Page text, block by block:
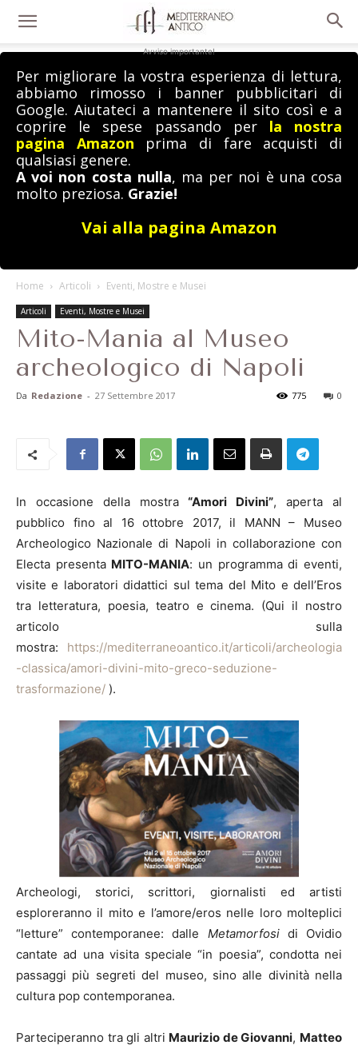
Avviso importante!
Per migliorare la vostra esperienza di lettura,
abbiamo rimosso i banner pubblicitari di
Google. Aiutateci a mantenere il sito così e a
coprire le spese passando per la nostra
pagina Amazon prima di fare acquisti di
qualsiasi genere.
A voi non costa nulla, ma per noi è una cosa
molto preziosa. Grazie!
Vai alla pagina Amazon
Home Articoli Eventi, Mostre e Musei
Articoli Eventi, Mostre e Musei
Mito-Mania al Museo
archeologico di Napoli
Da Redazione - 27 Settembre 2017 0
775
In occasione della mostra“Amori Divini”, aperta al
pubblico fino al 16 ottobre 2017, il MANN – Museo
Archeologico Nazionale di Napoli in collaborazione con
Electa presenta MITO-MANIA: un programma di eventi,
visite e laboratori didattici sul tema del Mito e dell’Eros
tra letteratura, poesia, teatro e cinema. (Qui il nostro
articolo sulla
mostra: https://mediterraneoantico.it/articoli/archeologia
-classica/amori-divini-mito-greco-seduzione-
trasformazione/ ).
Archeologi, storici, scrittori, giornalisti ed artisti
esploreranno il mito e l’amore/eros nelle loro molteplici
“letture” contemporanee: dalle Metamorfosidi Ovidio
cantate ad una visita speciale “in poesia”, condotta nei
passaggi più segreti del museo, sino alle divinità nella
cultura pop contemporanea.
Parteciperanno tra gli altri Maurizio de Giovanni, Matteo